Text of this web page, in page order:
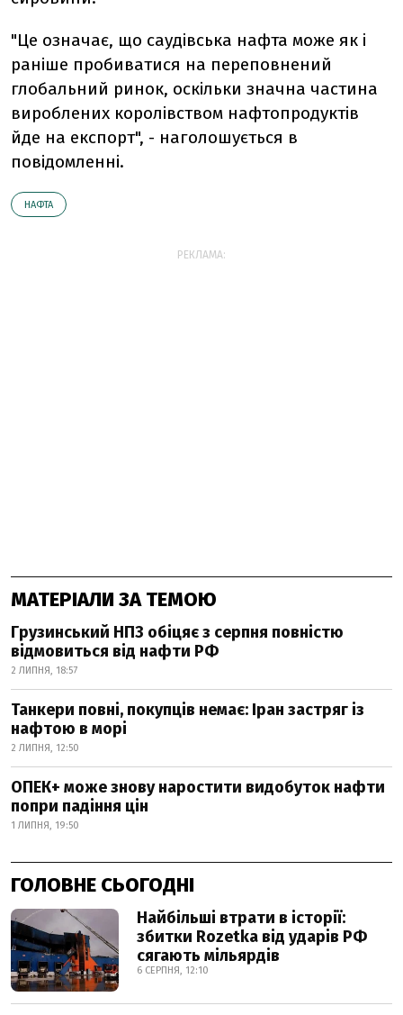
"Це означає, що саудівська нафта може як і
раніше пробиватися на переповнений
глобальний ринок, оскільки значна частина
вироблених королівством нафтопродуктів
йде на експорт", - наголошується в
повідомленні.
НАФТА
РЕКЛАМА:
МАТЕРІАЛИ ЗА ТЕМОЮ
Грузинський НПЗ обіцяє з серпня повністю
відмовиться від нафти РФ
2 ЛИПНЯ, 18:57
Танкери повні, покупців немає: Іран застряг із
нафтою в морі
2 ЛИПНЯ, 12:50
ОПЕК+ може знову наростити видобуток нафти
попри падіння цін
1 ЛИПНЯ, 19:50
ГОЛОВНЕ СЬОГОДНІ
Найбільші втрати в історії:
збитки Rozetka від ударів РФ
сягають мільярдів
6 СЕРПНЯ, 12:10